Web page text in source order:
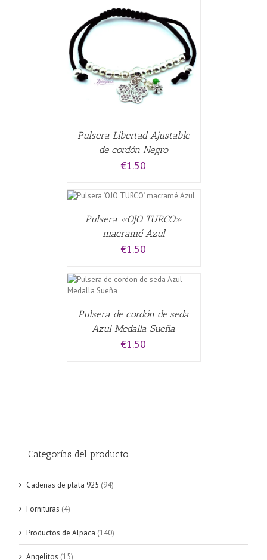
Pulsera Libertad Ajustable
de cordón Negro
€1.50
Pulsera «OJO TURCO»
macramé Azul
€1.50
Pulsera de cordón de seda
Azul Medalla Sueña
€1.50
Categorías del producto
Cadenas de plata 925 (94)
Fornituras (4)
Productos de Alpaca (140)
Angelitos (15)